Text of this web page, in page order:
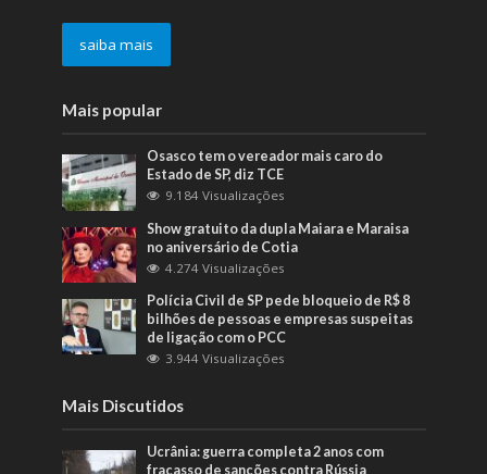
saiba mais
Mais popular
Osasco tem o vereador mais caro do
Estado de SP, diz TCE
9.184 Visualizações
Show gratuito da dupla Maiara e Maraisa
no aniversário de Cotia
4.274 Visualizações
Polícia Civil de SP pede bloqueio de R$ 8
bilhões de pessoas e empresas suspeitas
de ligação com o PCC
3.944 Visualizações
Mais Discutidos
Ucrânia: guerra completa 2 anos com
fracasso de sanções contra Rússia